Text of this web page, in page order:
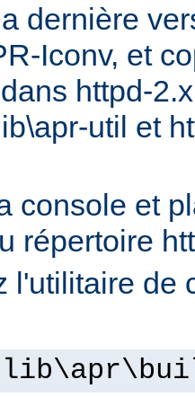
dernière
Iconv, et
httpd-
util et
console et
répertoire
l'utilitaire de